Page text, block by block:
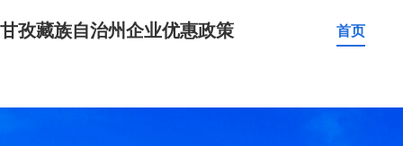
甘孜藏族自治州企业优惠政策 首页